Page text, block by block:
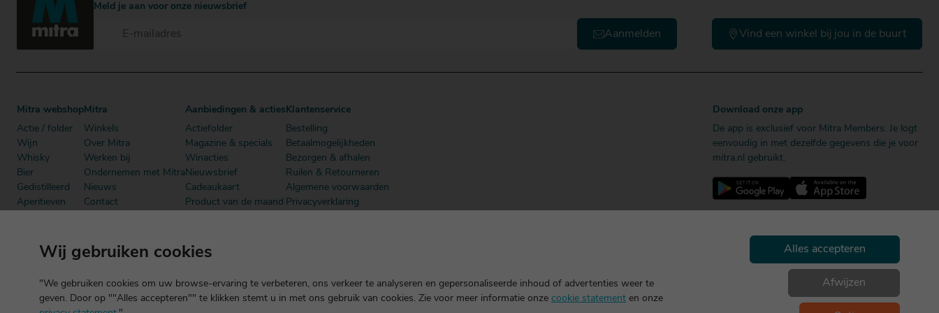
Meld je aan voor onze nieuwsbrief
Aanmelden Vind een winkel bij jou in de buurt
Mitra webshop
Actie / folder
Wijn
Whisky
Bier
Gedistilleerd
Aperitieven
Boeken
Mitra
Winkels
Over Mitra
Werken bij
Ondernemen met Mitra
Nieuws
Contact
Aanbiedingen & acties
Actiefolder
Magazine & specials
Winacties
Nieuwsbrief
Cadeaukaart
Product van de maand
Klantenservice
Bestelling
Betaalmogelijkheden
Bezorgen & afhalen
Ruilen & Retourneren
Algemene voorwaarden
Privacyverklaring
Download onze app
De app is exclusief voor Mitra Members. Je logt
eenvoudig in met dezelfde gegevens die je voor
mitra.nl gebruikt.
Geniet, maar drink met mate. Geen 18 geen alcohol
Wij gebruiken cookies
"We gebruiken cookies om uw browse-ervaring te verbeteren, ons verkeer te analyseren en gepersonaliseerde inhoud of advertenties weer te
geven. Door op ""Alles accepteren"" te klikken stemt u in met ons gebruik van cookies. Zie voor meer informatie onze cookie statement en onze
Alles accepteren
Afwijzen